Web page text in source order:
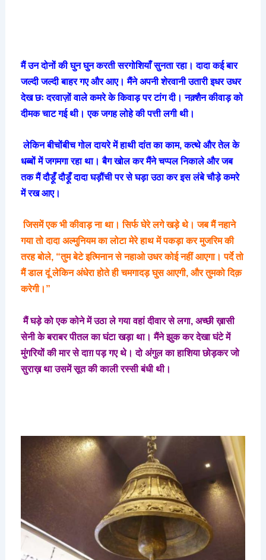
मैं उन दोनों की घुन घुन करती सरगोशियाँ सुनता रहा। दादा कई बार
जल्दी जल्दी बाहर गए और आए। मैंने अपनी शेरवानी उतारी इधर उधर
देख छः दरवाज़ों वाले कमरे के किवाड़ पर टांग दी। नक़्शैन कीवाड़ को
दीमक चाट गई थी। एक जगह लोहे की पत्ती लगी थी।
लेकिन बीचोंबीच गोल दायरे में हाथी दांत का काम,कत्थे और तेल के
धब्बों में जगमगा रहा था। बैग खोल कर मैंने चप्पल निकाले और जब
तक मैं दौड़ूँ दौड़ूँ दादा घड़ौंची पर से घड़ा उठा कर इस लंबे चौड़े कमरे
में रख आए।
जिसमें एक भी कीवाड़ ना था। सिर्फ घेरे लगे खड़े थे। जब मैं नहाने
गया तो दादा अल्मुनियम का लोटा मेरे हाथ में पकड़ा कर मुजरिम की
तरह बोले, “तुम बेटे इत्मिनान से नहाओ उधर कोई नहीं आएगा। पर्दे तो
मैं डाल दूं लेकिन अंधेरा होते ही चमगादड़ घुस आएगी,और तुमको दिक़
करेगी। ”
मैं घड़े को एक कोने में उठा ले गया वहां दीवार से लगा,अच्छी ख़ासी
सेनी के बराबर पीतल का घंटा खड़ा था। मैंने झुक कर देखा घंटे में
मुंगरियों की मार से दाग़ पड़ गए थे। दो अंगुल का हाशिया छोड़कर जो
सुराख़ था उसमें सूत की काली रस्सी बंधी थी।